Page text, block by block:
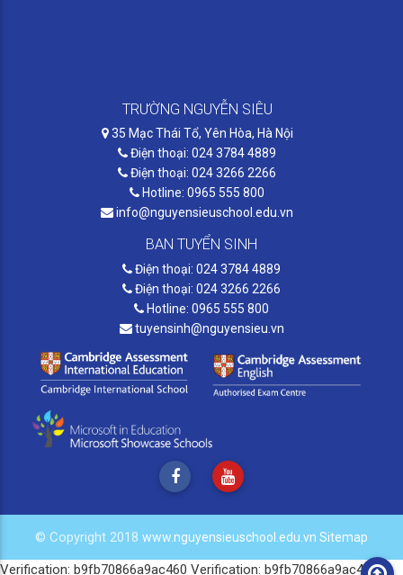
TRƯỜNG NGUYỄN SIÊU
35 Mạc Thái Tổ, Yên Hòa, Hà Nội
Điện thoại: 024 3784 4889
Điện thoại: 024 3266 2266
Hotline: 0965 555 800
info@nguyensieuschool.edu.vn
BAN TUYỂN SINH
Điện thoại: 024 3784 4889
Điện thoại: 024 3266 2266
Hotline: 0965 555 800
tuyensinh@nguyensieu.vn
© Copyright 2018 www.nguyensieuschool.edu.vn Sitemap
Verification: b9fb70866a9ac460 Verification: b9fb70866a9ac460